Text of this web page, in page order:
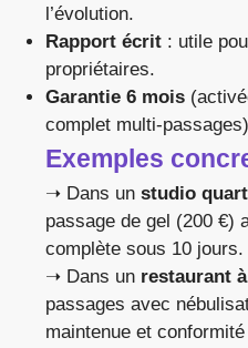
l’évolution.
Rapport écrit : utile
propriétaires.
Garantie 6 mois
complet multi-
Exemples
➝ Dans un studio
passage de gel (200 €)
complète sous 10 jours.
➝ Dans un restaurant
passages avec
maintenue et